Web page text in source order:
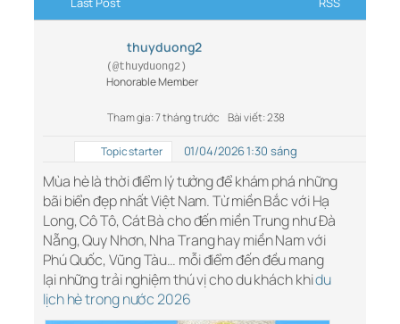
thuyduong2
(@thuyduong2)
Honorable Member
Tham gia: 7 tháng trước Bài viết: 238
Topic starter 01/04/2026 1:30 sáng
Mùa hè là thời điểm lý tưởng để khám phá những
bãi biển đẹp nhất Việt Nam. Từ miền Bắc với Hạ
Long, Cô Tô, Cát Bà cho đến miền Trung như Đà
Nẵng, Quy Nhơn, Nha Trang hay miền Nam với
Phú Quốc, Vũng Tàu… mỗi điểm đến đều mang
lại những trải nghiệm thú vị cho du khách khidu
lịch hè trong nước 2026